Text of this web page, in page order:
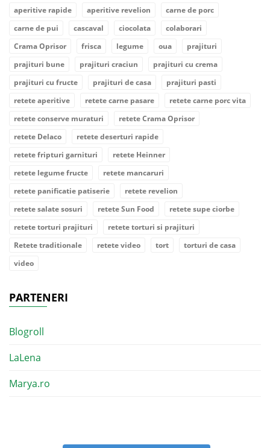
aperitive rapide
aperitive revelion
carne de porc
carne de pui
cascaval ciocolata
colaborari
Crama Oprisor
frisca legume oua
prajituri
prajituri bune
prajituri craciun
prajituri cu crema
prajituri cu fructe
prajituri de casa
prajituri pasti
retete aperitive
retete carne pasare
retete carne porc vita
retete conserve muraturi
retete Crama Oprisor
retete Delaco
retete deserturi rapide
retete fripturi garnituri
retete Heinner
retete legume fructe
retete mancaruri
retete panificatie patiserie
retete revelion
retete salate sosuri
retete Sun Food
retete supe ciorbe
retete torturi prajituri
retete torturi si prajituri
Retete traditionale
retete video tort
torturi de casa
video
PARTENERI
Blogroll
LaLena
Marya.ro